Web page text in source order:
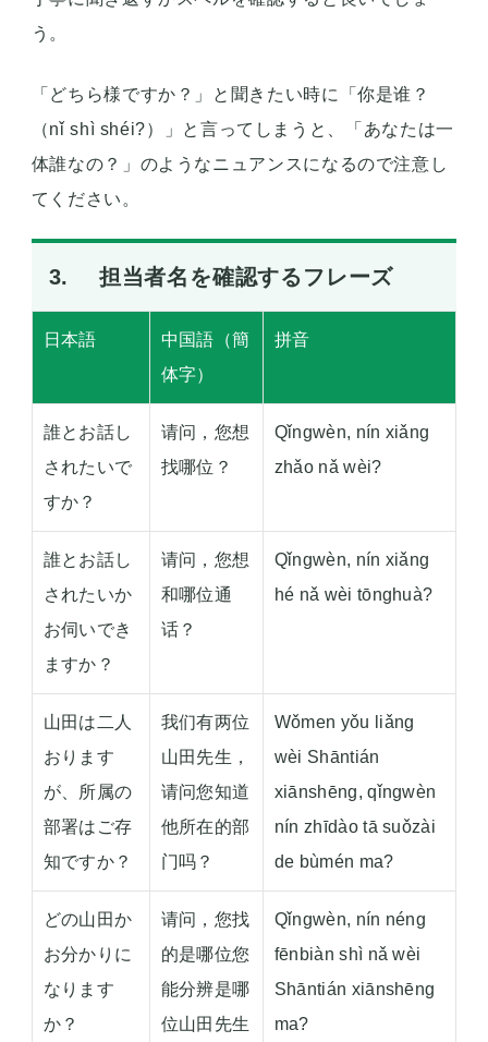
う。
「どちら様ですか？」と聞きたい時に「你是谁？
（nǐ shì shéi?）」と言ってしまうと、「あなたは一
体誰なの？」のようなニュアンスになるので注意し
てください。
3. 担当者名を確認するフレーズ
日本語
中国語（簡
体字）
拼音
誰とお話し
されたいで
すか？
请问，您想
找哪位？
Qǐngwèn, nín xiǎng
zhǎo nǎ wèi?
誰とお話し
されたいか
お伺いでき
ますか？
请问，您想
和哪位通
话？
Qǐngwèn, nín xiǎng
hé nǎ wèi tōnghuà?
山田は二人
おります
が、所属の
部署はご存
知ですか？
我们有两位
山田先生，
请问您知道
他所在的部
门吗？
Wǒmen yǒu liǎng
wèi Shāntián
xiānshēng, qǐngwèn
nín zhīdào tā suǒzài
de bùmén ma?
どの山田か
お分かりに
なります
か？
请问，您找
的是哪位您
能分辨是哪
位山田先生
Qǐngwèn, nín néng
fēnbiàn shì nǎ wèi
Shāntián xiānshēng
ma?